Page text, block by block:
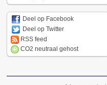
Deel op Facebook
Deel op Twitter
RSS feed
CO2 neutraal gehost